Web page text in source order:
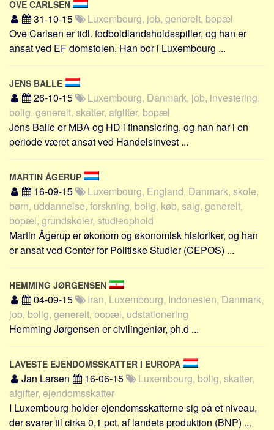
OVE CARLSEN
31-10-15
Luxembourg, job, generelt, bopæl
Ove Carlsen er tidl. fodboldlandsholdsspiller, og han er
ansat ved EF domstolen. Han bor i Luxembourg ...
JENS BALLE
26-10-15
Luxembourg, Danmark, job, investering,
bolig, generelt, skatter, afgifter, bopæl
Jens Balle er MBA og HD i finansiering, og han har i en
periode været ansat ved Handelsinvest ...
MARTIN ÅGERUP
16-09-15
Luxembourg, England, Danmark, skole,
børn, uddannelse, forskning, bolig, køb, salg, generelt,
bopæl, grundskoler, studieophold
Martin Ågerup er økonom og økonomisk historiker, og han
er ansat ved Center for Politiske Studier (CEPOS) ...
HEMMING JØRGENSEN
04-09-15
Iran, Luxembourg, Indonesien, Danmark,
job, bolig, generelt, bopæl, udstationering
Hemming Jørgensen er civilingeniør, ph.d ...
LAVESTE EJENDOMSSKATTER I EUROPA
Jan Larsen 16-06-15
Luxembourg, bolig, skatter,
afgifter, ejendomsskatter
I Luxembourg holder ejendomsskatterne sig på et niveau,
der svarer til cirka 0,1 pct. af landets produktion (BNP) ...